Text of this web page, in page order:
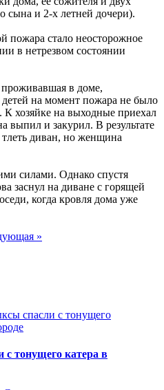
сына и 2-х летней дочери).
пожара стало неосторожное
в нетрезвом состоянии
проживавшая в доме,
на момент пожара не было
хозяйке на выходные приехал
и закурил. В результате
тлеть диван, но женщина
силами. Однако спустя
заснул на диване с горящей
когда кровля дома уже
»
тонущего катера в